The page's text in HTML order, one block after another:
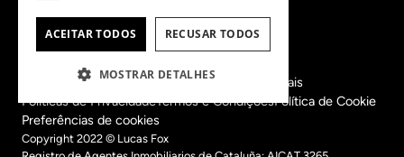
Informação sobre os nossos escritórios regionais
Políticas de PrivacidadeTermos e CondiçõesPolítica de Cookie
Preferências de cookies
Copyright 2022 © Lucas Fox
ACEITAR TODOS RECUSAR TODOS
MOSTRAR DETALHES